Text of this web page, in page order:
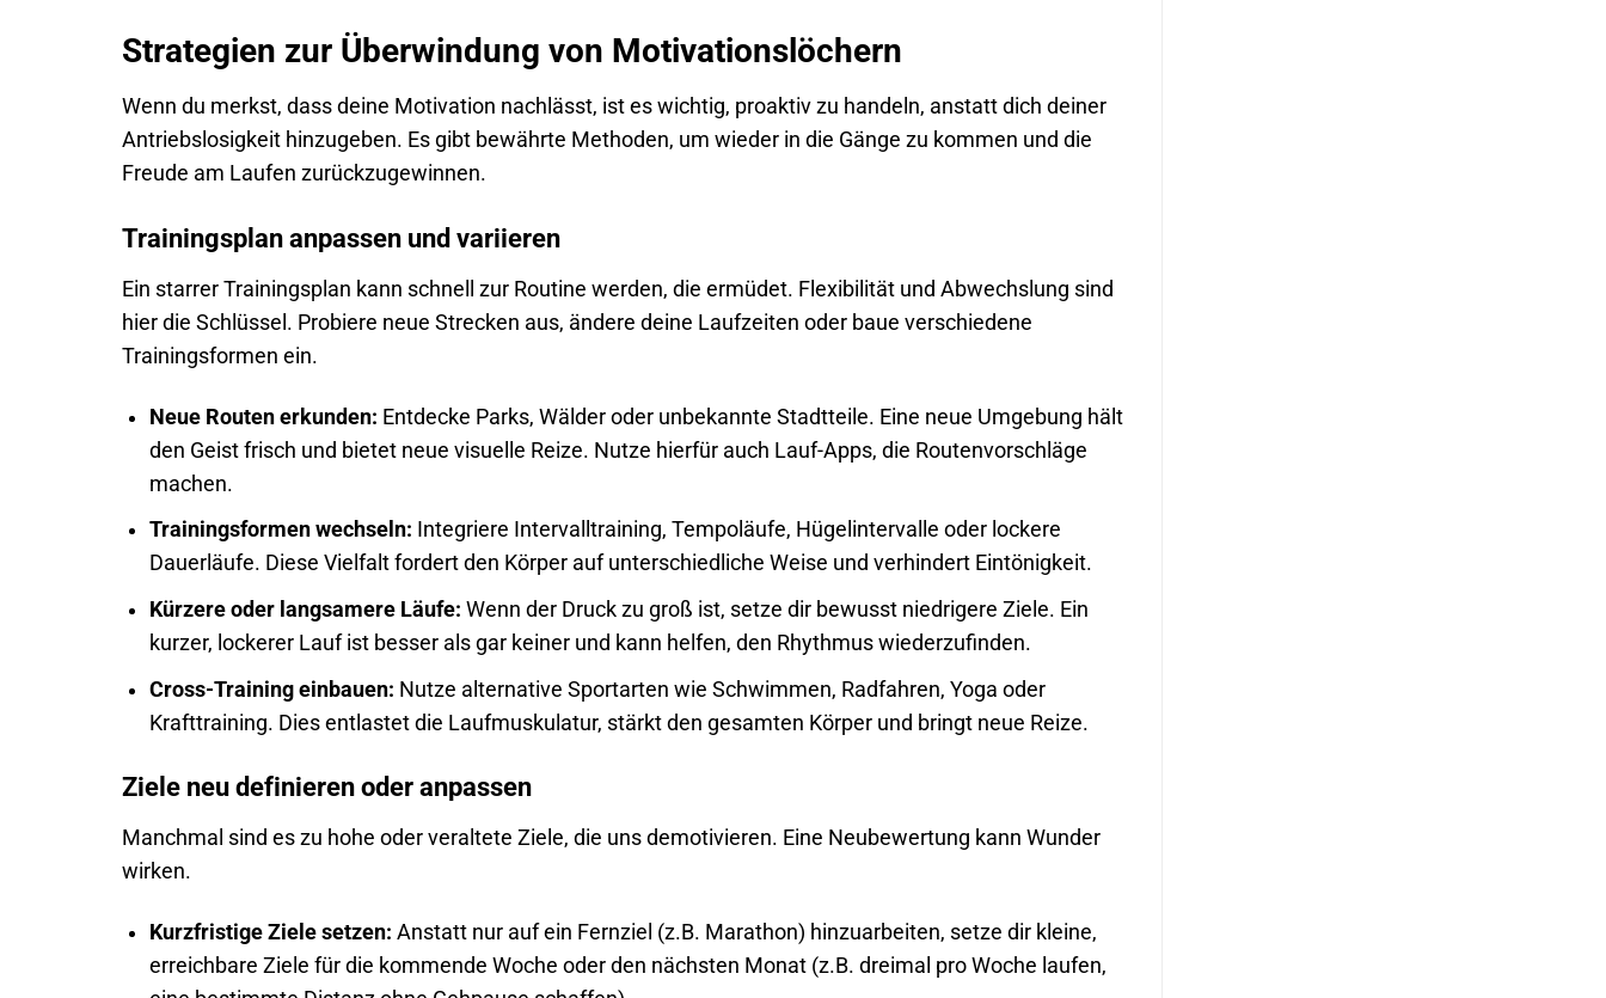
Strategien zur Überwindung von Motivationslöchern
Wenn du merkst, dass deine Motivation nachlässt, ist es wichtig, proaktiv zu handeln, anstatt dich deiner
Antriebslosigkeit hinzugeben. Es gibt bewährte Methoden, um wieder in die Gänge zu kommen und die
Freude am Laufen zurückzugewinnen.
Trainingsplan anpassen und variieren
Ein starrer Trainingsplan kann schnell zur Routine werden, die ermüdet. Flexibilität und Abwechslung sind
hier die Schlüssel. Probiere neue Strecken aus, ändere deine Laufzeiten oder baue verschiedene
Trainingsformen ein.
Neue Routen erkunden: Entdecke Parks, Wälder oder unbekannte Stadtteile. Eine neue Umgebung hält
den Geist frisch und bietet neue visuelle Reize. Nutze hierfür auch Lauf-Apps, die Routenvorschläge
machen.
Trainingsformen wechseln: Integriere Intervalltraining, Tempoläufe, Hügelintervalle oder lockere
Dauerläufe. Diese Vielfalt fordert den Körper auf unterschiedliche Weise und verhindert Eintönigkeit.
Kürzere oder langsamere Läufe: Wenn der Druck zu groß ist, setze dir bewusst niedrigere Ziele. Ein
kurzer, lockerer Lauf ist besser als gar keiner und kann helfen, den Rhythmus wiederzufinden.
Cross-Training einbauen: Nutze alternative Sportarten wie Schwimmen, Radfahren, Yoga oder
Krafttraining. Dies entlastet die Laufmuskulatur, stärkt den gesamten Körper und bringt neue Reize.
Ziele neu definieren oder anpassen
Manchmal sind es zu hohe oder veraltete Ziele, die uns demotivieren. Eine Neubewertung kann Wunder
wirken.
Kurzfristige Ziele setzen: Anstatt nur auf ein Fernziel (z.B. Marathon) hinzuarbeiten, setze dir kleine,
erreichbare Ziele für die kommende Woche oder den nächsten Monat (z.B. dreimal pro Woche laufen,